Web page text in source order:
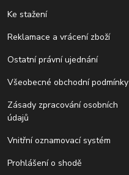
Ke stažení
Reklamace a vrácení zboží
Ostatní právní ujednání
Všeobecné obchodní podmínky
Zásady zpracování osobních
údajů
Vnitřní oznamovací systém
Prohlášení o shodě